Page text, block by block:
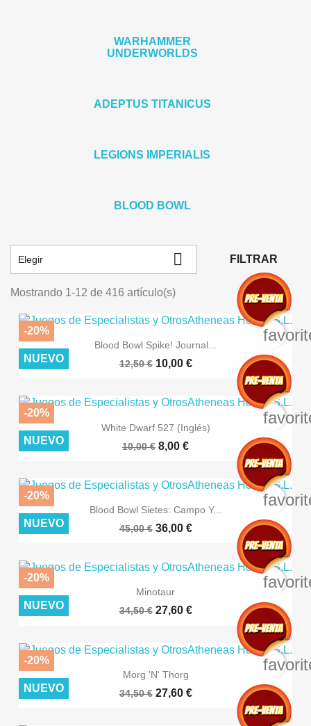
WARHAMMER
UNDERWORLDS
ADEPTUS TITANICUS
LEGIONS IMPERIALIS
BLOOD BOWL
Elegir  FILTRAR
Mostrando 1-12 de 416 artículo(s)
Blood Bowl Spike! Journal...
12,50 € 10,00 €
-20%
NUEVO
White Dwarf 527 (Inglés)
10,00 € 8,00 €
-20%
NUEVO
Blood Bowl Sietes: Campo Y...
45,00 € 36,00 €
-20%
NUEVO
Minotaur
34,50 € 27,60 €
-20%
NUEVO
Morg 'n' Thorg
34,50 € 27,60 €
-20%
NUEVO